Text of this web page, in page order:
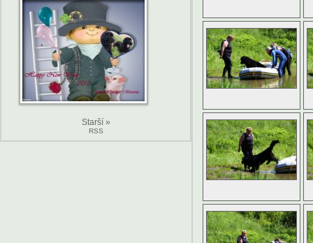
Starší »
RSS